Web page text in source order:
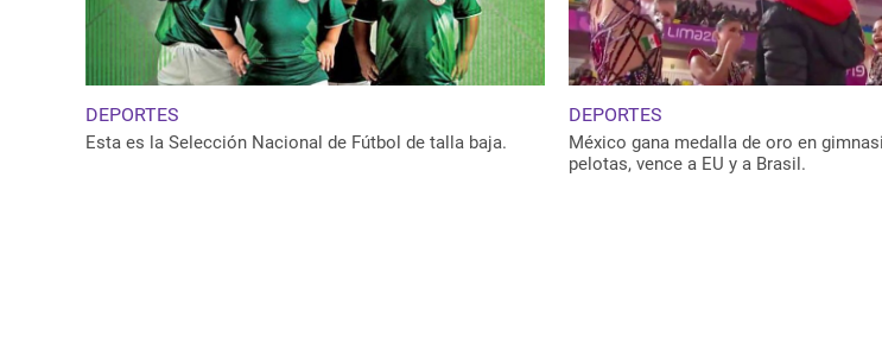
DEPORTES
Esta es la Selección Nacional de Fútbol de talla baja.
DEPORTES
México gana medalla de oro en
pelotas, vence a EU y a Brasil.